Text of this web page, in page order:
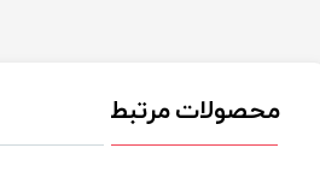
محصولات مرتبط